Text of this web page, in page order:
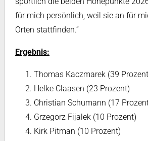
für mich persönlich, weil sie an für
Orten stattfinden.“
Ergebnis:
1. Thomas Kaczmarek (39
2. Helke Claasen (23 Prozent)
3. Christian Schumann (17
4. Grzegorz Fijalek (10 Prozent)
4. Kirk Pitman (10 Prozent)